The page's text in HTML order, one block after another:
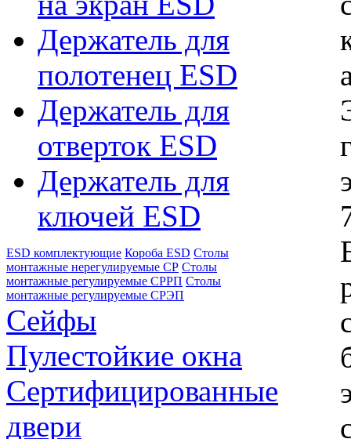
Держатель для
полотенец ESD
Держатель для
отверток ESD
Держатель для
ключей ESD
ESD комплектующие Короба ESD Столы
монтажные нерегулируемые СР Столы
монтажные регулируемые СРРП Столы
монтажные регулируемые СРЭП
Сейфы
Пулестойкие окна
Сертифицированные
двери